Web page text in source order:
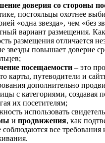
доверия со стороны
постояльцы охотнее
«одна звезда», чем «без
вариант размещения.
размещения отличается
звезды повышает доверие
посещаемости – это
карты, путеводители и
дополнительно
с категориями, создавая
их посетителям;
использовать
и продвижения, как
соблюдаются все требования